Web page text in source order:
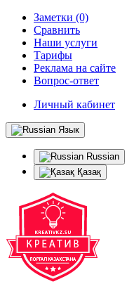
Заметки (0)
Сравнить
Наши услуги
Тарифы
Реклама на сайте
Вопрос-ответ
Личный кабинет
Язык
Russian
Қазақ